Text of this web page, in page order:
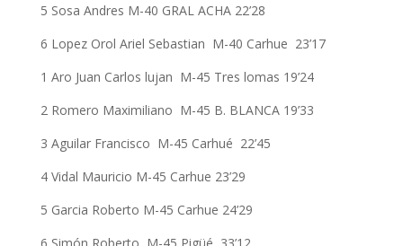
5 Sosa Andres M-40 GRAL ACHA 22’28
6 Lopez Orol Ariel Sebastian M-40 Carhue 23’17
1 Aro Juan Carlos lujan M-45 Tres lomas 19’24
2 Romero Maximiliano M-45 B. BLANCA 19’33
3 Aguilar Francisco M-45 Carhué 22’45
4 Vidal Mauricio M-45 Carhue 23’29
5 Garcia Roberto M-45 Carhue 24’29